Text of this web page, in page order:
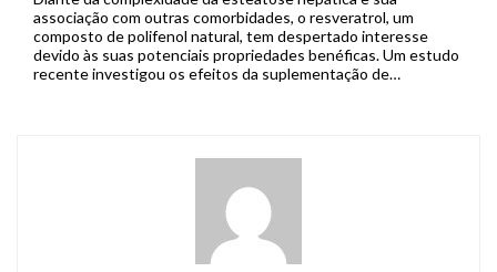
associação com outras comorbidades, o resveratrol, um
composto de polifenol natural, tem despertado interesse
devido às suas potenciais propriedades benéficas. Um estudo
recente investigou os efeitos da suplementação de